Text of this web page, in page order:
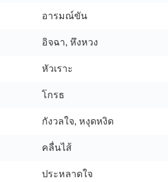
อารมณ์ขัน
อิจฉา, หึงหวง
หัวเราะ
โกรธ
กังวลใจ, หงุดหงิด
คลื่นไส้
ประหลาดใจ